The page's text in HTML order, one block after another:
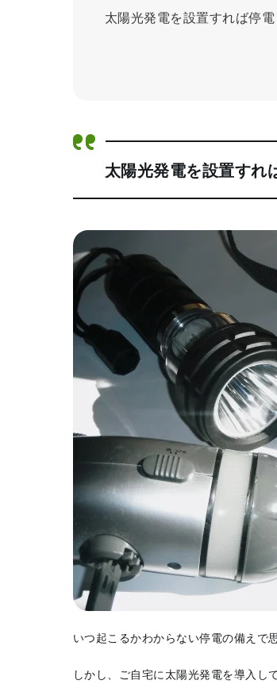
太陽光発電を設置すれば停
太陽光発電を設置すれ
いつ起こるかわからない停電の備えで
しかし、ご自宅に太陽光発電を導入し